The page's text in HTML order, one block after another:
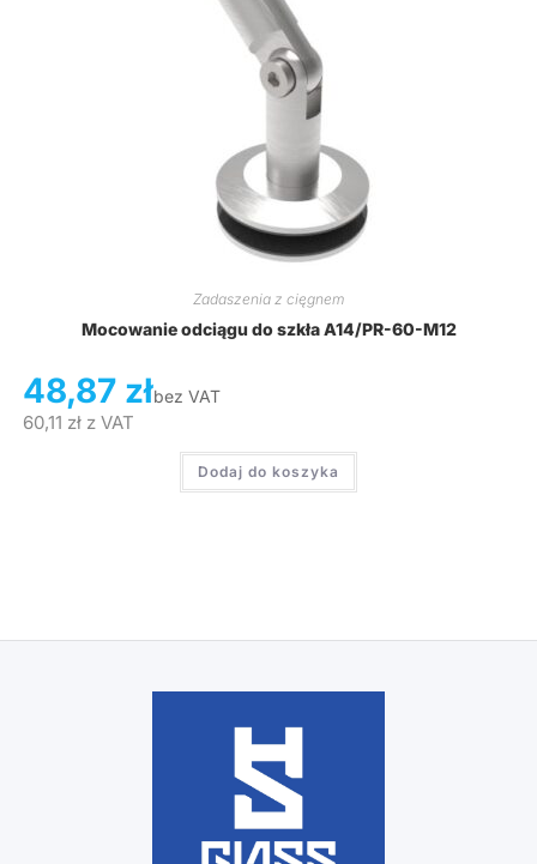
Zadaszenia z cięgnem
Mocowanie odciągu do szkła A14/PR-60-M12
48,87 złbez VAT
60,11 złz VAT
Dodaj do koszyka